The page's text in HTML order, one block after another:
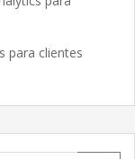
para clientes